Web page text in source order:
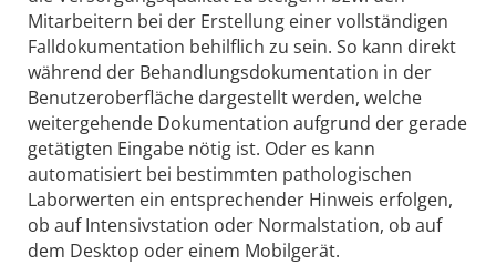
Mitarbeitern bei der Erstellung einer vollständigen
Falldokumentation behilflich zu sein. So kann direkt
während der Behandlungsdokumentation in der
Benutzeroberfläche dargestellt werden, welche
weitergehende Dokumentation aufgrund der gerade
getätigten Eingabe nötig ist. Oder es kann
automatisiert bei bestimmten pathologischen
Laborwerten ein entsprechender Hinweis erfolgen,
ob auf Intensivstation oder Normalstation, ob auf
dem Desktop oder einem Mobilgerät.